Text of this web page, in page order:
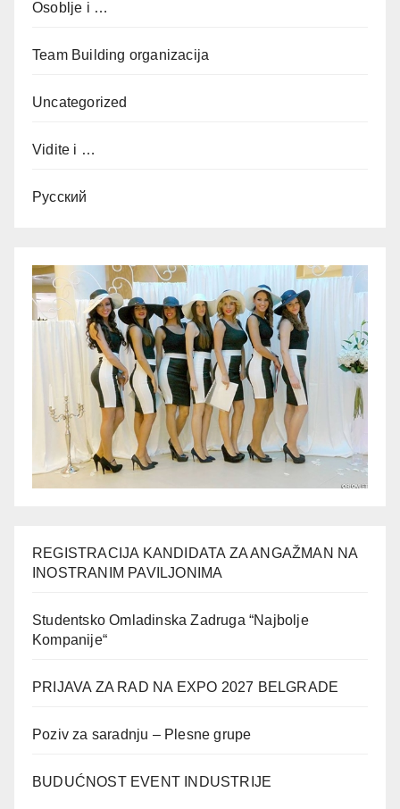
Osoblje i …
Team Building organizacija
Uncategorized
Vidite i …
Русский
REGISTRACIJA KANDIDATA ZA ANGAŽMAN NA
INOSTRANIM PAVILJONIMA
Studentsko Omladinska Zadruga “Najbolje
Kompanije“
PRIJAVA ZA RAD NA EXPO 2027 BELGRADE
Poziv za saradnju – Plesne grupe
BUDUĆNOST EVENT INDUSTRIJE